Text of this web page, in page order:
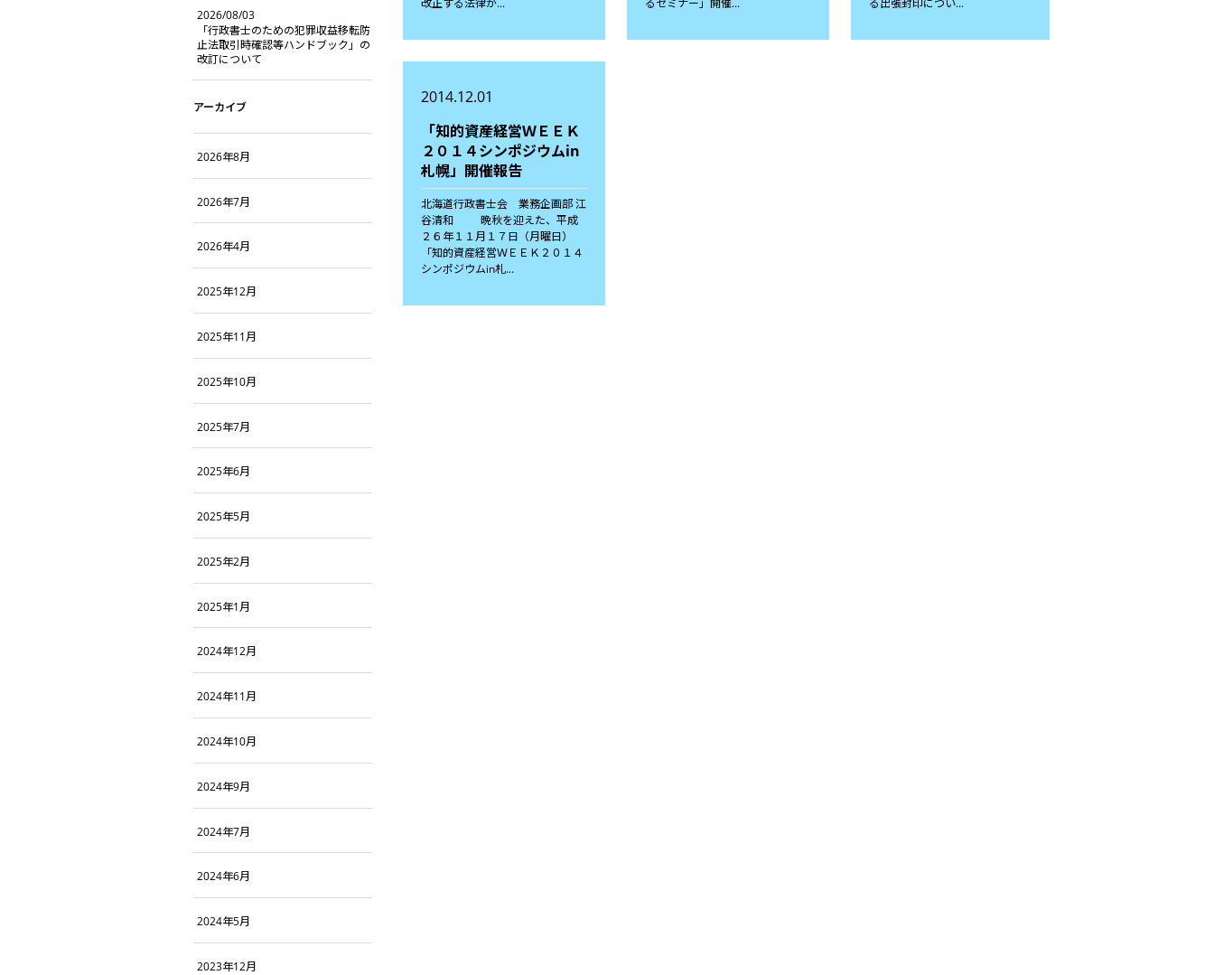
改正する法律が...
るセミナー」開催...
る出張封印につい...
2014.12.01
「知的資産経営ＷＥＥＫ
２０１４シンポジウムin
札幌」開催報告
北海道行政書士会 業務企画部 江
谷清和 晩秋を迎えた、平成
２６年１１月１７日（月曜日）
「知的資産経営ＷＥＥＫ２０１４
シンポジウムin札...
2026/08/03
「行政書士のための犯罪収益移転防
止法取引時確認等ハンドブック」の
改訂について
アーカイブ
2026年8月
2026年7月
2026年4月
2025年12月
2025年11月
2025年10月
2025年7月
2025年6月
2025年5月
2025年2月
2025年1月
2024年12月
2024年11月
2024年10月
2024年9月
2024年7月
2024年6月
2024年5月
2023年12月